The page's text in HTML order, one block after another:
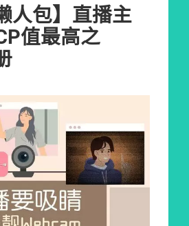
人包】直播主
值最高之